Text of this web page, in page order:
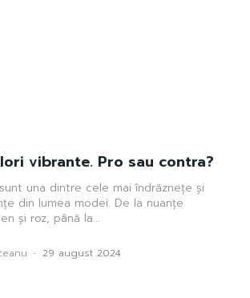
vibrante. Pro sau contra?
una dintre cele mai îndrăznețe și
din lumea modei. De la nuanțe
și roz, până la...
- 29 august 2024